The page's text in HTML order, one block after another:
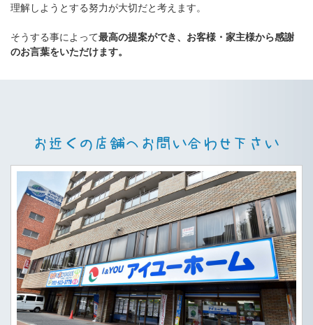
理解しようとする努力が大切だと考えます。
そうする事によって最高の提案ができ、お客様・家主様から感謝
のお言葉をいただけます。